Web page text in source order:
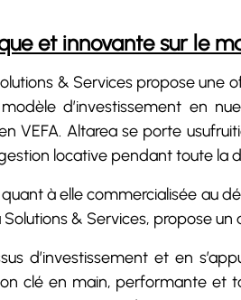
et innovante sur le
& Services propose
d’investissement en
VEFA. Altarea se porte
locative pendant toute
à elle commercialisée au
& Services, propose
d’investissement et en
clé en main, performante et